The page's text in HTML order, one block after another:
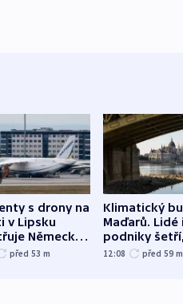
s drony na
v Lipsku
Německo
pokus
před 53 m
Klimatický
Maďarů. Lidé
podniky
omezuje se
12:08 před 59 m